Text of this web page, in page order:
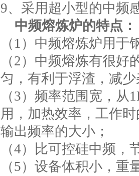
9、采用超小型的中频
中频熔炼炉的特点：
（1）中频熔炼炉用
（2）中频熔炼有很
匀，有利于浮渣，减
（3）频率范围宽，
用，加热效率，工作
输出频率的大小；
（4）比可控硅中频，
（5）设备体积小，